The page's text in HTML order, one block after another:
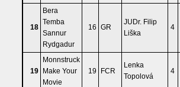
18
Bera
Temba
Sannur
Rydgadur
16 GR
JUDr. Filip
Liška
4
19
Monnstruck
Make Your
Movie
19 FCR
Lenka
Topolová
4